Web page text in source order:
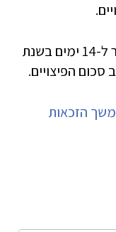
בחל"ת ארוכה יותר, התקופה שמעבר ל-14 ימים בשנת
הפיצויים.
הזכאות